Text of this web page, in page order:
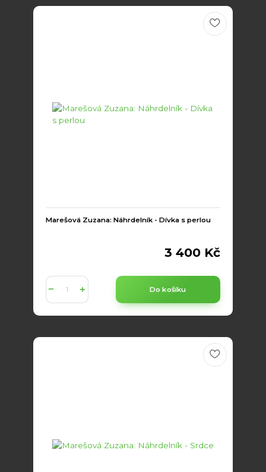
Marešová Zuzana: Náhrdelník - Dívka s perlou
3 400 Kč
Do košíku